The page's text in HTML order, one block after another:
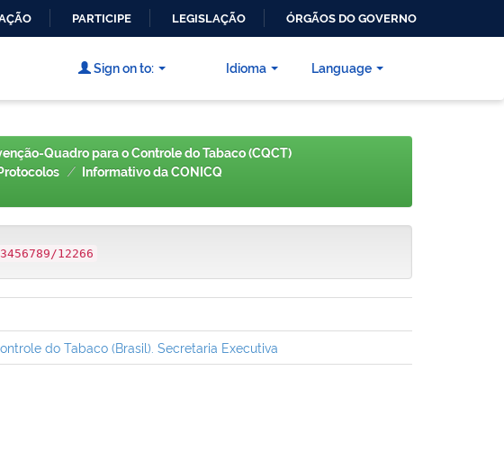
PARTICIPE LEGISLAÇÃO ÓRGÃOS DO GOVERNO
Language
Sign on to: Idioma
Quadro para o Controle do Tabaco (CQCT)
Informativo da CONICQ
12266
do Tabaco (Brasil). Secretaria Executiva